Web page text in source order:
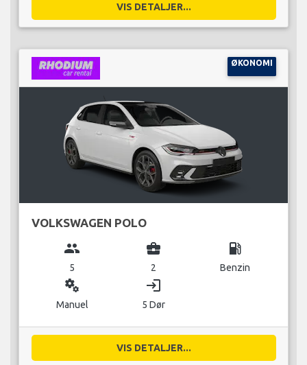
VIS DETALJER...
ØKONOMI
VOLKSWAGEN POLO
group
5
business_center
2
local_gas_station
Benzin
miscellaneous_services
Manuel
login
5 Dør
VIS DETALJER...